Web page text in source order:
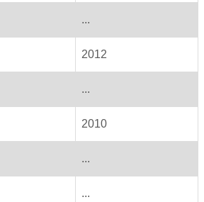
...
2012
...
2010
...
...